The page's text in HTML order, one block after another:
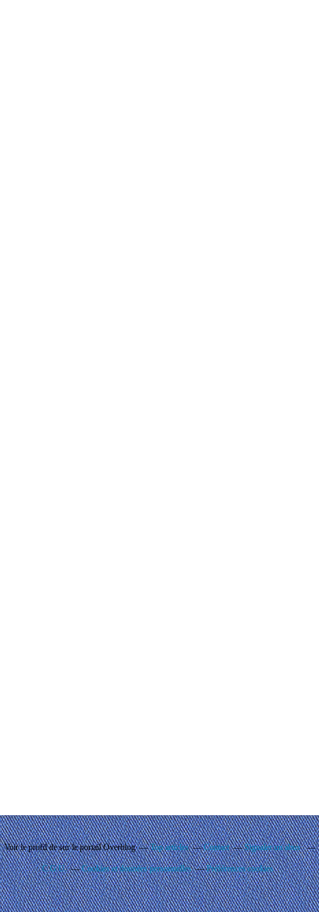
Voir le profil desur le portail Overblog Top articles Contact Signaler un abus
C.G.U. Cookies et données personnelles Préférences cookies